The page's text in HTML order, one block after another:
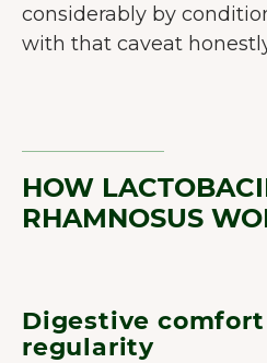
considerably by
with that caveat
HOW
RHAMNOSUS
Digestive
regularity